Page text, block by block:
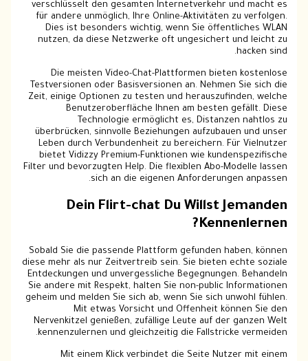
verschlüsselt den gesamten Internetverkehr und macht es
für andere unmöglich, Ihre Online-Aktivitäten zu verfolgen.
Dies ist besonders wichtig, wenn Sie öffentliches WLAN
nutzen, da diese Netzwerke oft ungesichert und leicht zu
hacken sind.
Die meisten Video-Chat-Plattformen bieten kostenlose
Testversionen oder Basisversionen an. Nehmen Sie sich die
Zeit, einige Optionen zu testen und herauszufinden, welche
Benutzeroberfläche Ihnen am besten gefällt. Diese
Technologie ermöglicht es, Distanzen nahtlos zu
überbrücken, sinnvolle Beziehungen aufzubauen und unser
Leben durch Verbundenheit zu bereichern. Für Vielnutzer
bietet Vidizzy Premium-Funktionen wie kundenspezifische
Filter und bevorzugten Help. Die flexiblen Abo-Modelle lassen
sich an die eigenen Anforderungen anpassen.
Dein Flirt-chat Du Willst Jemanden
Kennenlernen?
Sobald Sie die passende Plattform gefunden haben, können
diese mehr als nur Zeitvertreib sein. Sie bieten echte soziale
Entdeckungen und unvergessliche Begegnungen. Behandeln
Sie andere mit Respekt, halten Sie non-public Informationen
geheim und melden Sie sich ab, wenn Sie sich unwohl fühlen.
Mit etwas Vorsicht und Offenheit können Sie den
Nervenkitzel genießen, zufällige Leute auf der ganzen Welt
kennenzulernen und gleichzeitig die Fallstricke vermeiden.
Mit einem Klick verbindet die Seite Nutzer mit einem